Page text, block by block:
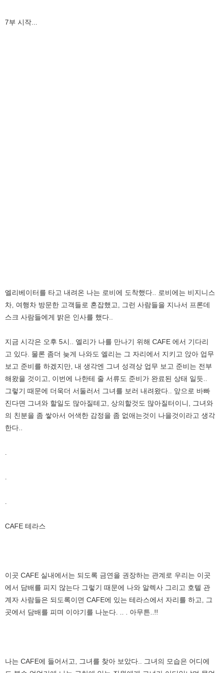
7부 시작...
엘리베이터를 타고 내려온 나는 로비에 도착했다.. 로비에는 비지니스
차, 여행차 방문한 고객들로 혼잡했고, 그런 사람들을 지나서 프론데
스크 사람들에게 밝은 인사를 했다..
지금 시각은 오후 5시.. 엘리가 나를 만나기 위해 CAFE 에서 기다리
고 있다. 물론 좀더 늦게 나와도 엘리는 그 자리에서 지키고 앉아 업무
보고 준비를 하겠지만, 내 생각엔 그녀 성격상 업무 보고 준비는 전부
해왔을 것이고, 이번에 나한테 줄 서류도 준비가 완료된 상태 일듯..
그렇기 때문에 더욱더 서둘러서 그녀를 보러 내려왔다.. 앞으로 바빠
진다면 그녀와 할일도 많아질테고, 상의할것도 많아질터이니, 그녀와
의 친분을 좀 쌓아서 어색한 감정을 좀 없애는것이 나을것이라고 생각
한다..
CAFE 테라스
이곳 CAFE 실내에서는 되도록 금연을 권장하는 관계로 우리는 이곳
에서 담배를 피지 않는다 그렇기 때문에 나와 알렉사 그리고 호텔 관
계자 사람들은 되도록이면 CAFE에 있는 테라스에서 자리를 하고, 그
곳에서 담배를 피며 이야기를 나눈다. .. . 아무튼..!!
나는 CAFE에 들어서고, 그녀를 찾아 보았다.. 그녀의 모습은 어디에